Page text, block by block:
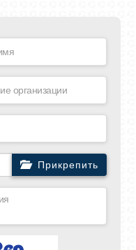
Прикрепить